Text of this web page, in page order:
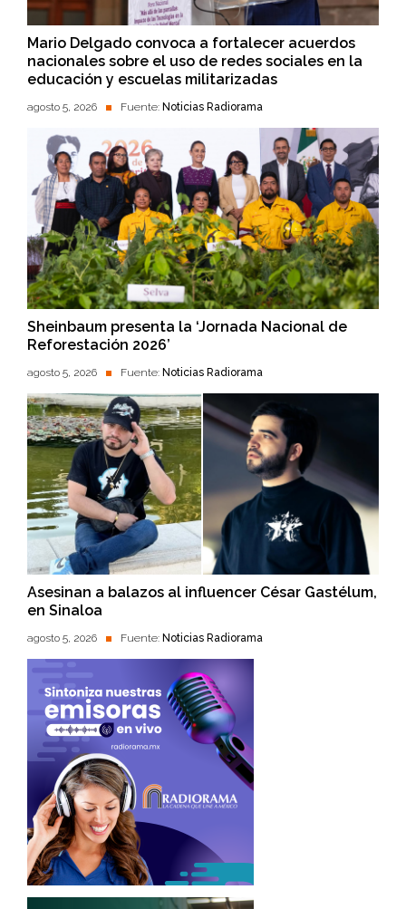
Mario Delgado convoca a fortalecer acuerdos
nacionales sobre el uso de redes sociales en la
educación y escuelas militarizadas
agosto 5, 2026 Fuente: Noticias Radiorama
Sheinbaum presenta la ‘Jornada Nacional de
Reforestación 2026’
agosto 5, 2026 Fuente: Noticias Radiorama
Asesinan a balazos al influencer César Gastélum,
en Sinaloa
agosto 5, 2026 Fuente: Noticias Radiorama